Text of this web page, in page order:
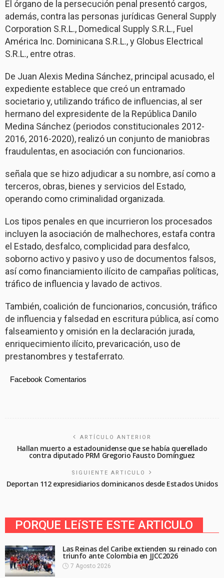
El órgano de la persecución penal presentó cargos,
además, contra las personas jurídicas General Supply
Corporation S.R.L., Domedical Supply S.R.L., Fuel
América Inc. Dominicana S.R.L., y Globus Electrical
S.R.L., entre otras.
De Juan Alexis Medina Sánchez, principal acusado, el
expediente establece que creó un entramado
societario y, utilizando tráfico de influencias, al ser
hermano del expresidente de la República Danilo
Medina Sánchez (periodos constitucionales 2012-
2016, 2016-2020), realizó un conjunto de maniobras
fraudulentas, en asociación con funcionarios.
señala que se hizo adjudicar a su nombre, así como a
terceros, obras, bienes y servicios del Estado,
operando como criminalidad organizada.
Los tipos penales en que incurrieron los procesados
incluyen la asociación de malhechores, estafa contra
el Estado, desfalco, complicidad para desfalco,
soborno activo y pasivo y uso de documentos falsos,
así como financiamiento ilícito de campañas políticas,
tráfico de influencia y lavado de activos.
También, coalición de funcionarios, concusión, tráfico
de influencia y falsedad en escritura pública, así como
falseamiento y omisión en la declaración jurada,
enriquecimiento ilícito, prevaricación, uso de
prestanombres y testaferrato.
Facebook Comentarios
ARTÍCULO ANTERIOR
Hallan muerto a estadounidense que se había querellado
contra diputado PRM Gregorio Fausto Domínguez
SIGUIENTE ARTICULO
Deportan 112 expresidiarios dominicanos desde Estados Unidos
PORQUE LEíSTE ESTE ARTICULO
Las Reinas del Caribe extienden su reinado con
triunfo ante Colombia en JJCC2026
7 Agosto 2026